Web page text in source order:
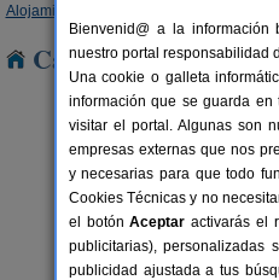
Alojamientos
Casas Rurales cerca
Camping
Alquézar
Bienvenid@ a la
nuestro portal responsabilidad
Una cookie o galleta
información que se guarda en
visitar el portal. Algunas son
empresas externas que nos
y necesarias para que todo
Cookies Técnicas y no
el botónAceptar activarás el
publicitarias), personalizadas
publicidad ajustada a tus